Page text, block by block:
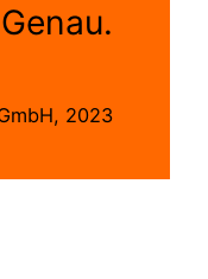
Genau.
2023